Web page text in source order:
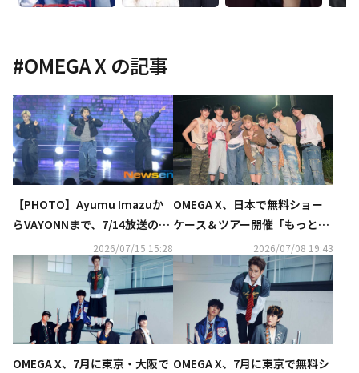
#OMEGA X の記事
【PHOTO】Ayumu Imazuか
らVAYONNまで、7/14放送の
「THE SHOW」に出演2026/07/15 15:28
OMEGA X、日本で無料ショー
ケース＆ツアー開催「もっと有
名になって愛される存在になり
たい」
2026/07/08 19:43
OMEGA X、7月に東京・大阪で OMEGA X、7月に東京で無料シ